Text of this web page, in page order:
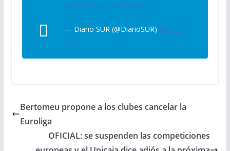
https://t.co/QbktBbzMm1
— Diario SUR (@DiarioSUR) May 24,
2020
Bertomeu propone a los clubes cancelar la
Euroliga
OFICIAL: se suspenden las competiciones